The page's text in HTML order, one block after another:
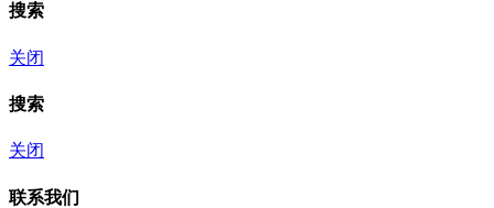
搜索
关闭
搜索
关闭
联系我们